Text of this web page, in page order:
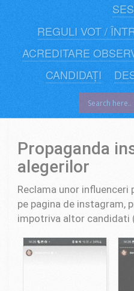
REGULI VOT /
ACREDITARE
CANDIDAȚI
Propaganda
alegerilor
Reclama unor influenceri
pe pagina de instagram,
impotriva altor candidati